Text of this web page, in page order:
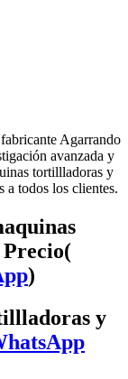
Agarrando
avanzada y
tortillladoras y
a todos los clientes.
)
y